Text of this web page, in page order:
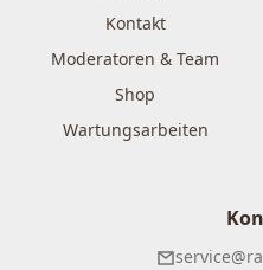
Kontakt
Moderatoren & Team
Shop
Wartungsarbeiten